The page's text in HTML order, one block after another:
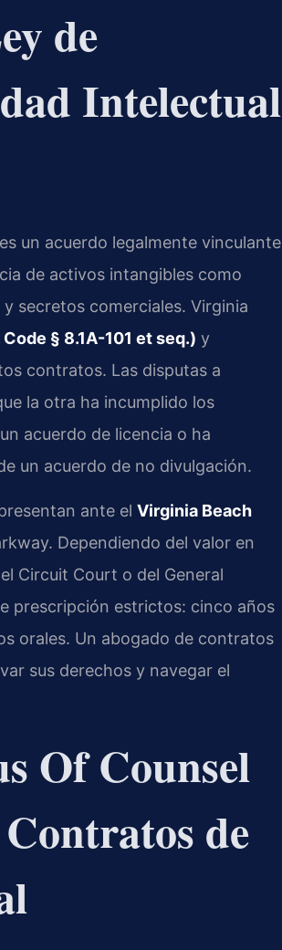
de
Intelectual
un acuerdo legalmente vinculante
de activos intangibles como
secretos comerciales. Virginia
§ 8.1A-101 et seq.) y
contratos. Las disputas a
la otra ha incumplido los
acuerdo de licencia o ha
un acuerdo de no divulgación.
ante el Virginia Beach
Dependiendo del valor en
Circuit Court o del General
prescripción estrictos: cinco años
orales. Un abogado de contratos
sus derechos y navegar el
Of Counsel
de